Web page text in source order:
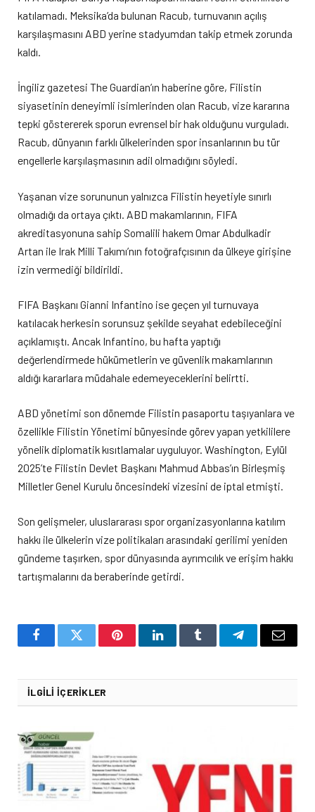
katılamadı. Meksika’da bulunan Racub, turnuvanın açılış
karşılaşmasını ABD yerine stadyumdan takip etmek zorunda
kaldı.
İngiliz gazetesi The Guardian’ın haberine göre, Filistin
siyasetinin deneyimli isimlerinden olan Racub, vize kararına
tepki göstererek sporun evrensel bir hak olduğunu vurguladı.
Racub, dünyanın farklı ülkelerinden spor insanlarının bu tür
engellerle karşılaşmasının adil olmadığını söyledi.
Yaşanan vize sorununun yalnızca Filistin heyetiyle sınırlı
olmadığı da ortaya çıktı. ABD makamlarının, FIFA
akreditasyonuna sahip Somalili hakem Omar Abdulkadir
Artan ile Irak Milli Takımı’nın fotoğrafçısının da ülkeye girişine
izin vermediği bildirildi.
FIFA Başkanı Gianni Infantino ise geçen yıl turnuvaya
katılacak herkesin sorunsuz şekilde seyahat edebileceğini
açıklamıştı. Ancak Infantino, bu hafta yaptığı
değerlendirmede hükümetlerin ve güvenlik makamlarının
aldığı kararlara müdahale edemeyeceklerini belirtti.
ABD yönetimi son dönemde Filistin pasaportu taşıyanlara ve
özellikle Filistin Yönetimi bünyesinde görev yapan yetkililere
yönelik diplomatik kısıtlamalar uyguluyor. Washington, Eylül
2025’te Filistin Devlet Başkanı Mahmud Abbas’ın Birleşmiş
Milletler Genel Kurulu öncesindeki vizesini de iptal etmişti.
Son gelişmeler, uluslararası spor organizasyonlarına katılım
hakkı ile ülkelerin vize politikaları arasındaki gerilimi yeniden
gündeme taşırken, spor dünyasında ayrımcılık ve erişim hakkı
tartışmalarını da beraberinde getirdi.
FacebookTwitter PinterestLinkedInTumblr TelegramEmail
İLGILI İÇERIKLER